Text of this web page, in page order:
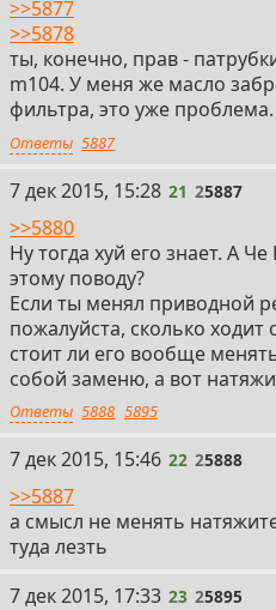
>>5877
>>5878
ты, конечно, прав -
m104. У меня же масло
фильтра, это уже проблема.
Ответы 5887
21
7 дек 2015, 15:28 21 25887
>>5880
Ну тогда хуй его знает. А
этому поводу?
Если ты менял приводной
пожалуйста, сколько
стоит ли его вообще
собой заменю, а вот
Ответы 5888 5895
22
7 дек 2015, 15:46 22 25888
>>5887
а смысл не менять
туда лезть
23
7 дек 2015, 17:33 23 25895